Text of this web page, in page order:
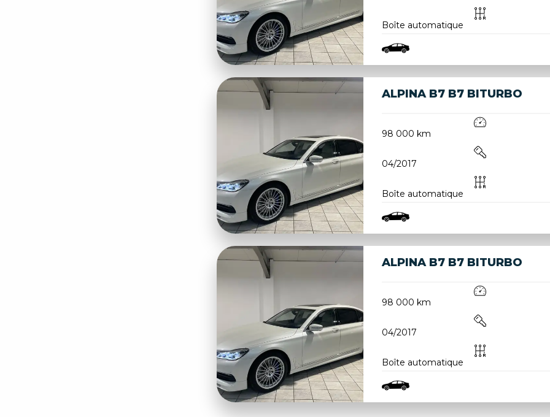
Boîte automatique
ALPINA B7 B7 BITURBO
98 000 km
04/2017
Boîte automatique
ALPINA B7 B7 BITURBO
98 000 km
04/2017
Boîte automatique